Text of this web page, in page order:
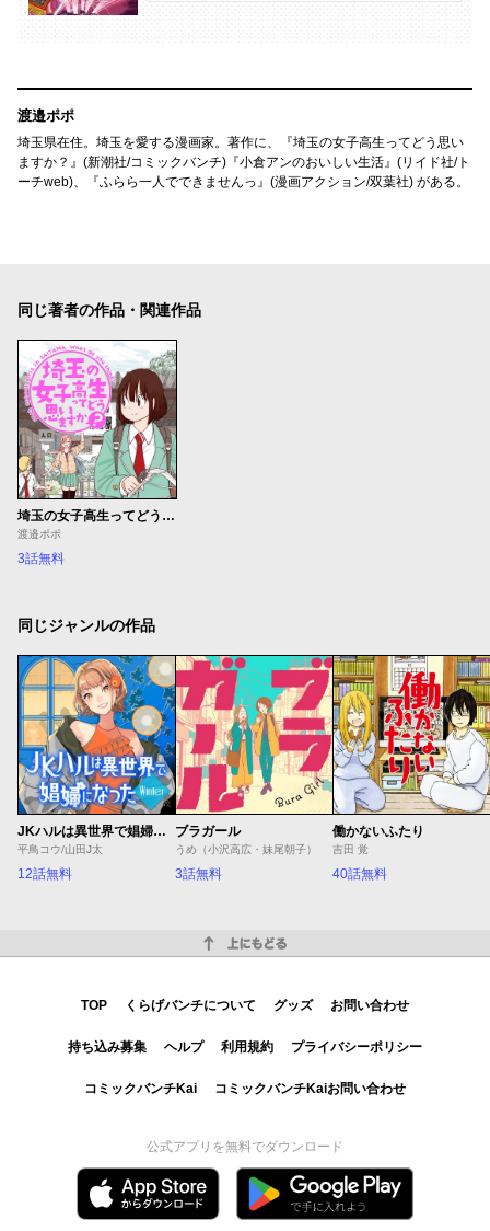
渡邉ポポ
埼玉県在住。埼玉を愛する漫画家。著作に、『埼玉の女子高生ってどう思い
ますか？』(新潮社/コミックバンチ)『小倉アンのおいしい生活』(リイド社/ト
ーチweb)、『ふらら一人でできませんっ』(漫画アクション/双葉社) がある。
同じ著者の作品・関連作品
埼玉の女子高生ってどう思いますか？
渡邉ポポ
3話無料
同じジャンルの作品
JKハルは異世界で娼婦になった Winter
平鳥コウ/山田J太
12話無料
ブラガール
うめ（小沢高広・妹尾朝子）
3話無料
働かないふたり
吉田 覚
40話無料
TOP くらげバンチについて グッズ お問い合わせ
持ち込み募集 ヘルプ 利用規約 プライバシーポリシー
コミックバンチKai コミックバンチKaiお問い合わせ
公式アプリを無料でダウンロード